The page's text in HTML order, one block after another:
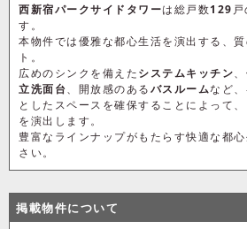
西新宿パークサイドタワーは総戸数129
す。
本物件では優雅な都心生活を演出する、
ト。
広めのシンクを備えたシステムキッチン
立洗面台、開放感のあるバスルームなど
としたスペースを確保することによって
を演出します。
豊富なラインナップがもたらす快適な都
さい。
掲載物件について